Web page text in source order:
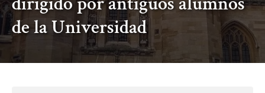
de la Universidad